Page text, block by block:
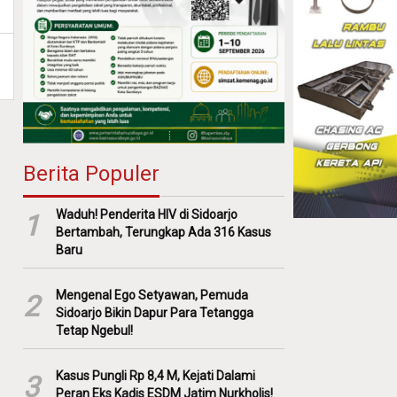
Berita Populer
1
Waduh! Penderita HIV di Sidoarjo
Bertambah, Terungkap Ada 316 Kasus
Baru
2
Mengenal Ego Setyawan, Pemuda
Sidoarjo Bikin Dapur Para Tetangga
Tetap Ngebul!
3
Kasus Pungli Rp 8,4 M, Kejati Dalami
Peran Eks Kadis ESDM Jatim Nurkholis!